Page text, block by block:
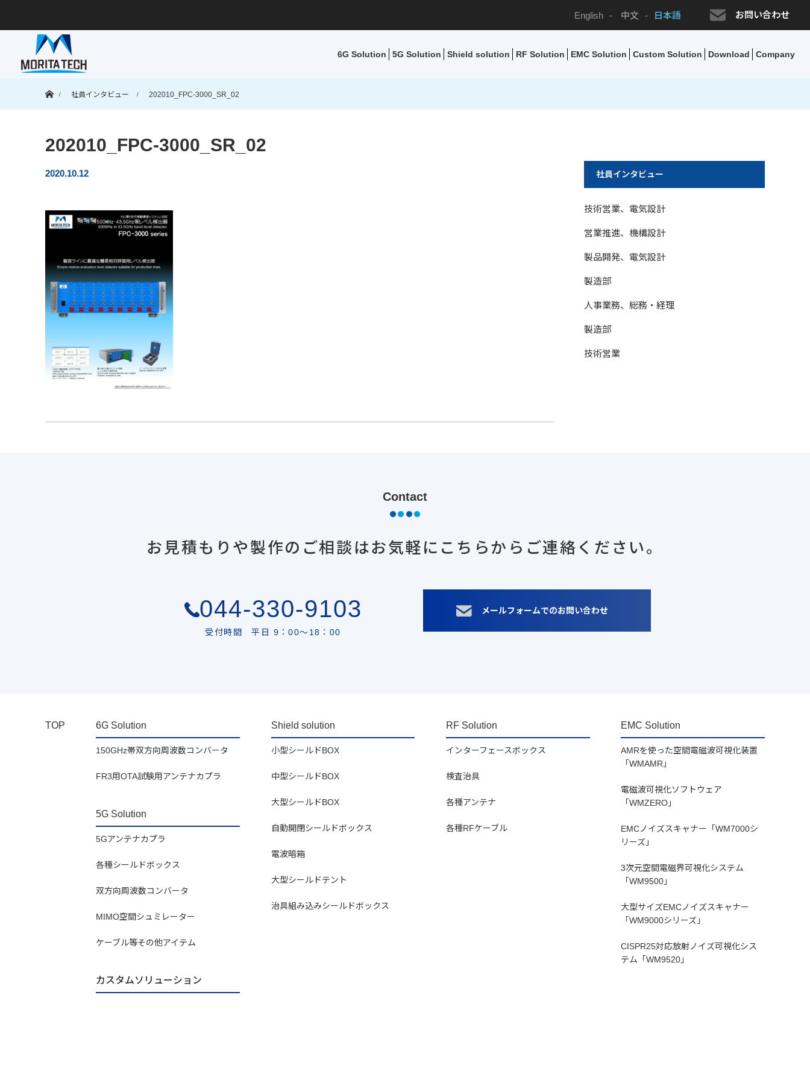
English - 中文 - 日本語 お問い合わせ
6G Solution 5G Solution Shield solution RF Solution EMC Solution Custom Solution Download Company
社員インタビュー
202010_FPC-3000_SR_02
202010_FPC-3000_SR_02
2020.10.12 社員インタビュー
技術営業、電気設計
営業推進、機構設計
製品開発、電気設計
製造部
人事業務、総務・経理
製造部
技術営業
Contact
お見積もりや製作のご相談はお気軽にこちらからご連絡ください。
044-330-9103
受付時間 平日 9：00〜18：00
メールフォームでのお問い合わせ
TOP 6G Solution
150GHz帯双方向周波数コンバータ
FR3用OTA試験用アンテナカプラ
5G Solution
5Gアンテナカプラ
各種シールドボックス
双方向周波数コンバータ
MIMO空間シュミレーター
ケーブル等その他アイテム
カスタムソリューション
Shield solution
小型シールドBOX
中型シールドBOX
大型シールドBOX
自動開閉シールドボックス
電波暗箱
大型シールドテント
治具組み込みシールドボックス
RF Solution
インターフェースボックス
検査治具
各種アンテナ
各種RFケーブル
EMC Solution
AMRを使った空間電磁波可視化装置
「WMAMR」
電磁波可視化ソフトウェア
「WMZERO」
EMCノイズスキャナー「WM7000シ
リーズ」
3次元空間電磁界可視化システム
「WM9500」
大型サイズEMCノイズスキャナー
「WM9000シリーズ」
CISPR25対応放射ノイズ可視化シス
テム「WM9520」